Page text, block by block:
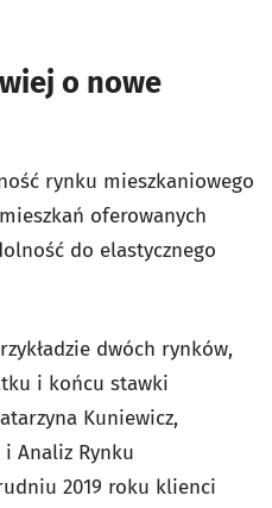
o nowe
rynku mieszkaniowego
oferowanych
do elastycznego
dwóch rynków,
i końcu stawki
Kuniewicz,
Analiz Rynku
2019 roku klienci